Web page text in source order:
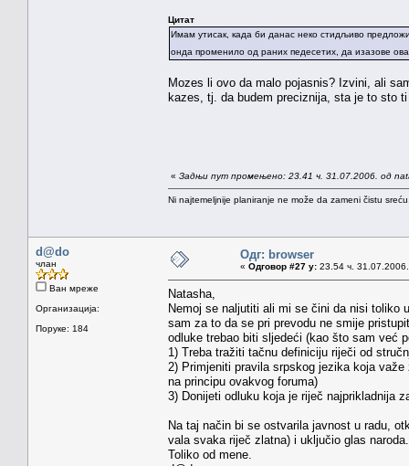
Цитат
Имам утисак, када би данас неко стидљиво
онда променило од раних педесетих, да изазове
Mozes li ovo da malo pojasnis? Izvini, ali
kazes, tj. da budem preciznija, sta je to sto
« Задњи пут промењено: 23.41 ч. 31.07.2006. од
Ni najtemeljnije planiranje ne može da zameni čistu
d@do
члан
Ван мреже
Организација:
Поруке: 184
Одг: browser
« Одговор #27 у: 23.54 ч.
Natasha,
Nemoj se naljutiti ali mi se čini da nisi toliko
sam za to da se pri prevodu ne smije
odluke trebao biti sljedeći (kao što sam već
1) Treba tražiti tačnu definiciju riječi od
2) Primjeniti pravila srpskog jezika koja
na principu ovakvog foruma)
3) Donijeti odluku koja je riječ najprikladnija
Na taj način bi se ostvarila javnost u radu,
vala svaka riječ zlatna) i uključio glas naroda.
Toliko od mene.